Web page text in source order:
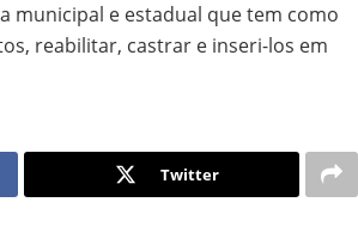
municipal e estadual que tem como
reabilitar, castrar e inseri-los em
Twitter